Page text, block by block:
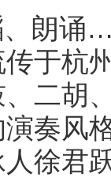
、朗
于杭
二胡
奏风
徐君